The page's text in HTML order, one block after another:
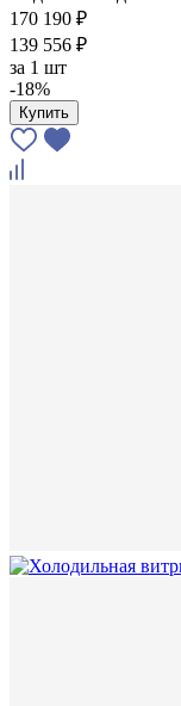
170 190 ₽
139 556 ₽
за 1 шт
-18%
Купить